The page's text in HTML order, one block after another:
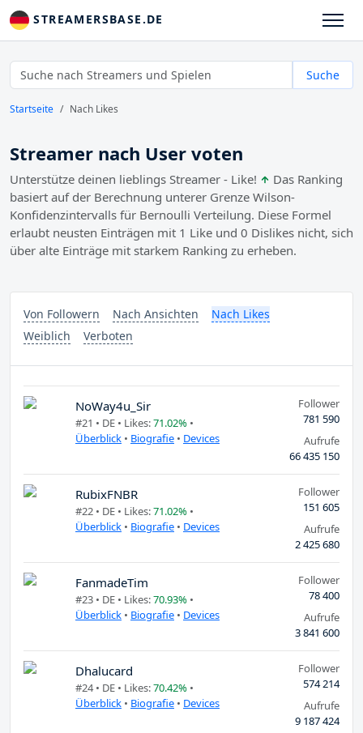
STREAMERSBASE.DE
Suche
Startseite Nach Likes
Streamer nach User voten
Unterstütze deinen lieblings Streamer - Like!
Das Ranking
basiert auf der Berechnung unterer Grenze Wilson-
Konfidenzintervalls für Bernoulli Verteilung. Diese Formel
erlaubt neusten Einträgen mit 1 Like und 0 Dislikes nicht, sich
über alte Einträge mit starkem Ranking zu erheben.
Von Followern Nach Ansichten
Nach Likes
Weiblich
Verboten
NoWay4u_Sir
#21 • DE • Likes:71.02% •
Überblick • Biografie • Devices
Follower
781 590
Aufrufe
66 435 150
RubixFNBR
#22 • DE • Likes:71.02% •
Überblick • Biografie • Devices
Follower
151 605
Aufrufe
2 425 680
FanmadeTim
#23 • DE • Likes:70.93% •
Überblick • Biografie • Devices
Follower
78 400
Aufrufe
3 841 600
Dhalucard
#24 • DE • Likes:70.42% •
Überblick • Biografie • Devices
Follower
574 214
Aufrufe
9 187 424